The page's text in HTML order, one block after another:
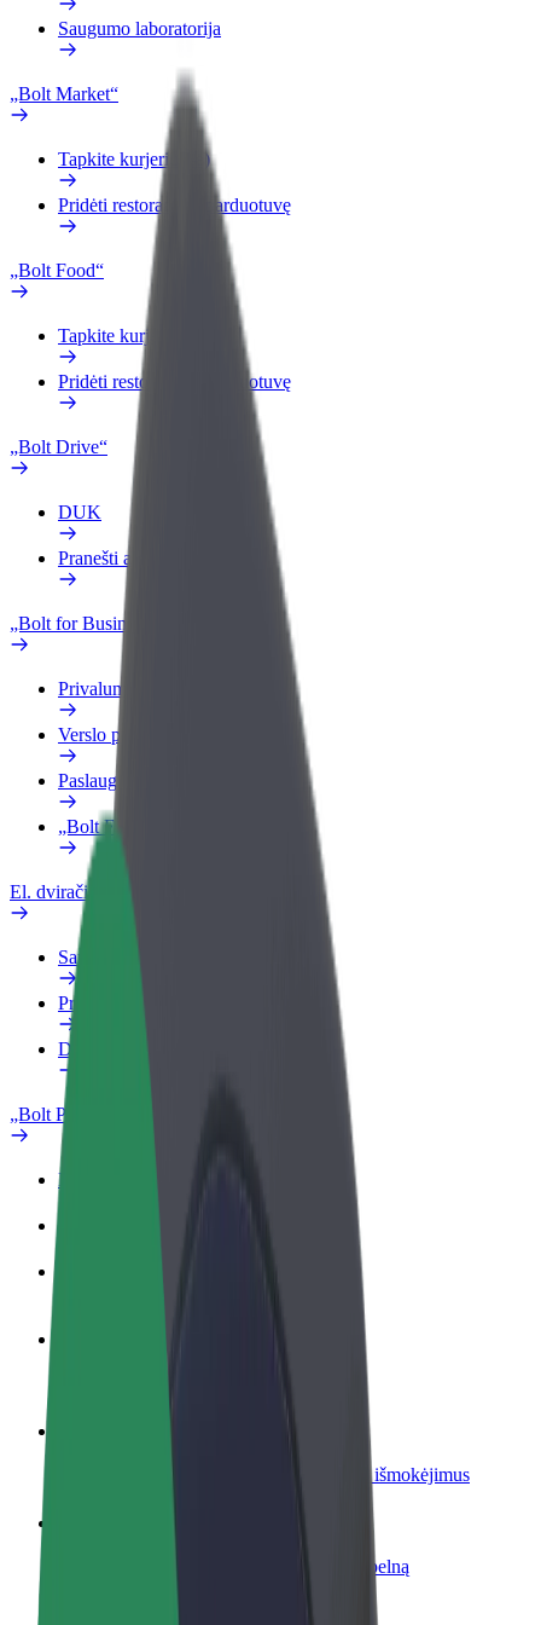
Saugumo laboratorija
„Bolt Market“
Tapkite kurjeriu (-e)
Pridėti restoraną ar parduotuvę
„Bolt Food“
Tapkite kurjeriu (-e)
Pridėti restoraną ar parduotuvę
„Bolt Drive“
DUK
Pranešti apie automobilį
„Bolt for Business“
Privalumai
Verslo profilis
Paslaugos
„Bolt Food“ verslui
El. dviračiai
Saugumo laboratorija
Pranešti apie problemą
DUK
„Bolt Plus“
Privalumai
Tapkite vairuotoju (-a)
Užsidirbkite jums patogiu metu
Pristatinėkite maistą ir gaukite savaitinius išmokėjimus
Pritraukite daugiau klientų ir padidinkite pelną